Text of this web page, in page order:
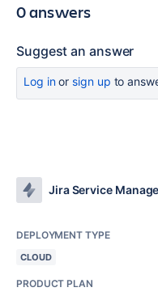
0 answers
Suggest an answer
Log inor sign up to
Jira Service
DEPLOYMENT TYPE
CLOUD
PRODUCT PLAN